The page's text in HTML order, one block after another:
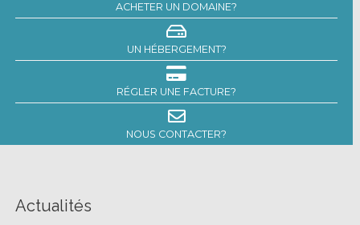
ACHETER UN DOMAINE?
UN HÉBERGEMENT?
RÉGLER UNE FACTURE?
NOUS CONTACTER?
Actualités